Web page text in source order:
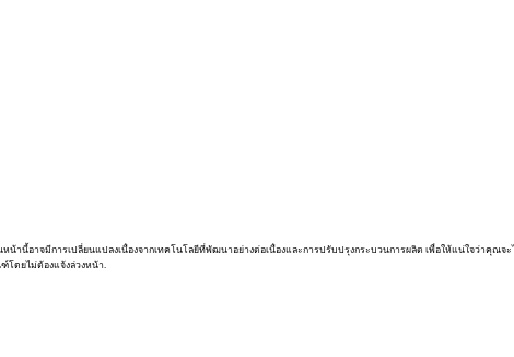
นี้อาจมีการเปลี่ยนแปลงเนื่องจากเทคโนโลยีที่พัฒนาอย่างต่อเนื่องและการปรับปรุงกระบวนการผลิต เพื่อให้แน่ใจว่าคุณ
โดยไม่ต้องแจ้งล่วงหน้า.